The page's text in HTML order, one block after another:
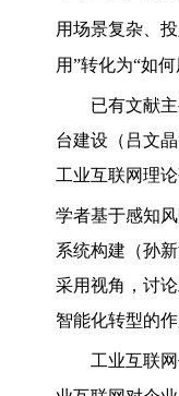
用场景复杂、
用”转化为“如
已有文献
台建设（吕文
工业互联网理
学者基于感知
系统构建（孙
采用视角，讨
智能化转型的
工业互联